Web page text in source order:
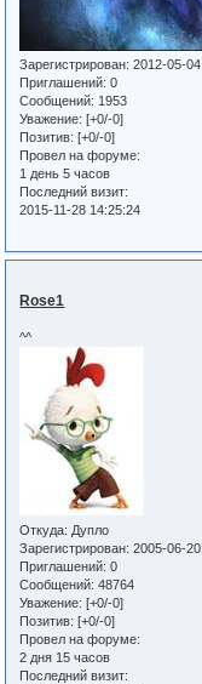
Зарегистрирован: 2012-05-04
Приглашений: 0
Сообщений: 1953
Уважение: [+0/-0]
Позитив: [+0/-0]
Провел на форуме:
1 день 5 часов
Последний визит:
2015-11-28 14:25:24
Rose1
^^
Откуда: Дупло
Зарегистрирован: 2005-06-20
Приглашений: 0
Сообщений: 48764
Уважение: [+0/-0]
Позитив: [+0/-0]
Провел на форуме:
2 дня 15 часов
Последний визит: